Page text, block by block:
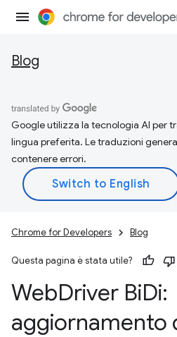
Blog
Google utilizza la tecnologia AI per
lingua preferita. Le traduzioni
contenere errori.
Chrome for Developers Blog
Questa pagina è stata utile?
WebDriver BiDi:
aggiornamento